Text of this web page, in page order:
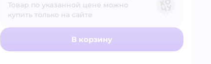
Товар по указанной цене можно
купить только на сайте
В корзину